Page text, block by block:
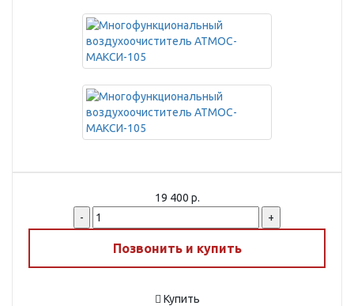
19 400 р.
-
+
Позвонить и купить
Купить